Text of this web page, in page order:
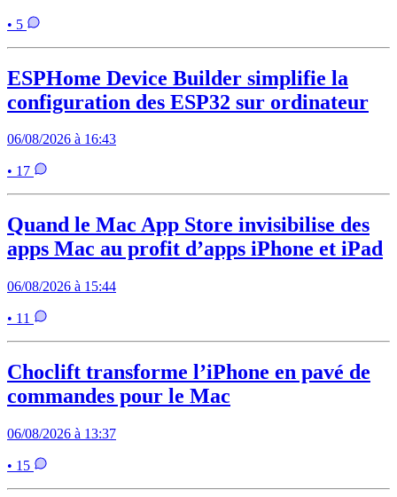
• 5
ESPHome Device Builder simplifie la
configuration des ESP32 sur ordinateur
06/08/2026 à 16:43
• 17
Quand le Mac App Store invisibilise des
apps Mac au profit d’apps iPhone et iPad
06/08/2026 à 15:44
• 11
Choclift transforme l’iPhone en pavé de
commandes pour le Mac
06/08/2026 à 13:37
• 15